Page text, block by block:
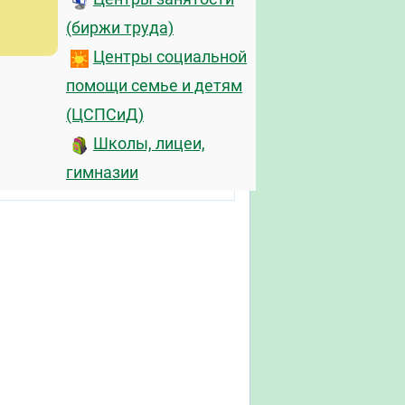
(биржи труда)
Центры социальной
помощи семье и детям
(ЦСПСиД)
Школы, лицеи,
гимназии